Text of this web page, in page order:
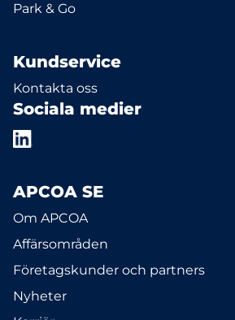
Park & Go
Kundservice
Kontakta oss
Sociala medier
APCOA SE
Om APCOA
Affärsområden
Företagskunder och partners
Nyheter